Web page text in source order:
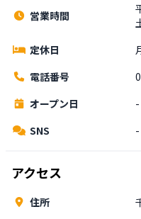
営業時間
定休日
電話番号
オープン日
-
SNS
-
アクセス
住所